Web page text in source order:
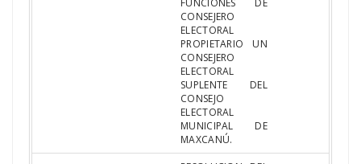
FUNCIONES DE
CONSEJERO
ELECTORAL
PROPIETARIO UN
CONSEJERO
ELECTORAL
SUPLENTE DEL
CONSEJO
ELECTORAL
MUNICIPAL DE
MAXCANÚ.